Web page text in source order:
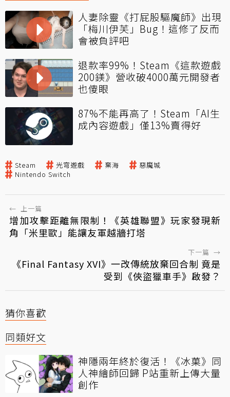
人妻除靈《打屁股驅魔師》出現
「梅川伊芙」Bug！這修了反而
會被負評吧
退款率99%！Steam《這款遊戲
200鎂》營收破4000萬元開發者
也傻眼
87%不能再高了！Steam「AI生
成內容遊戲」僅13%賣得好
Steam 光穹遊戲 棄海
惡魔城
Nintendo Switch
← 上一篇
增加攻擊距離無限制！《英雄聯盟》玩家發現新
角「米里歐」能讓友軍越牆打塔
下一篇 →
《Final Fantasy XVI》一改傳統放棄回合制 竟是
受到《俠盜獵車手》啟發？
猜你喜歡
同類好文
神隱兩年終於復活！《冰菓》同
人神繪師回歸 P站重新上傳大量
創作